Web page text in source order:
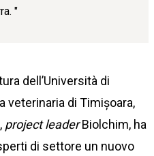
dell’Università di
veterinaria di Timișoara,
, project leaderBiolchim, ha
di settore un nuovo